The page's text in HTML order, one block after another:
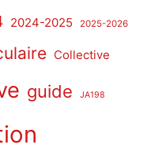
2024-2025 2025-2026
Collective
guide JA198